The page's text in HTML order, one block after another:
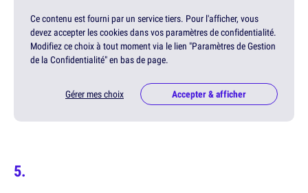
Ce contenu est fourni par un service tiers. Pour l'afficher, vous
devez accepter les cookies dans vos paramètres de confidentialité.
Modifiez ce choix à tout moment via le lien "Paramètres de Gestion
de la Confidentialité" en bas de page.
Gérer mes choix Accepter & afficher